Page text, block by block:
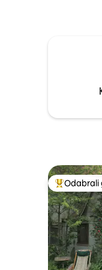
hektara.
preko
na otoku
Među
Odabrali